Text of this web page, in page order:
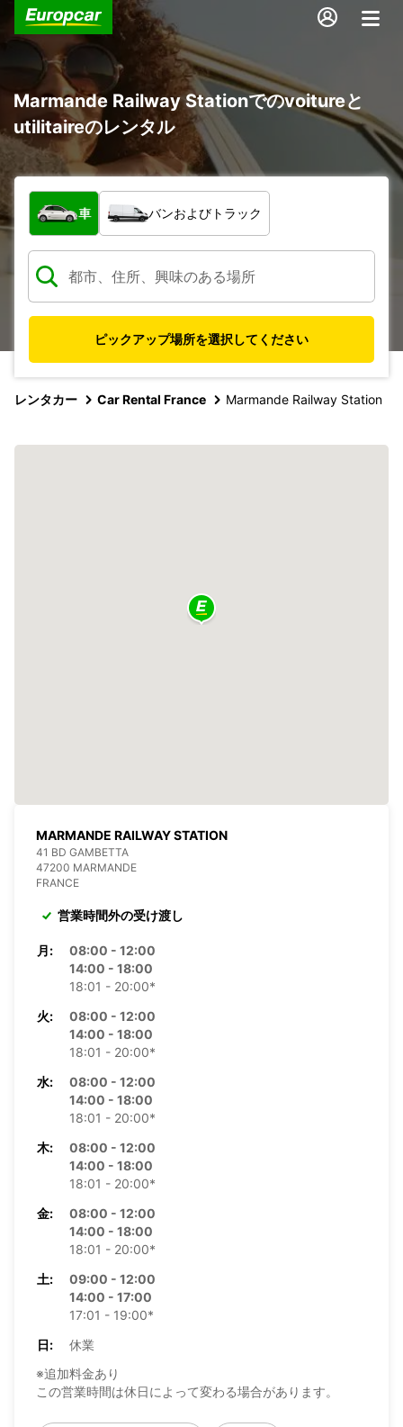
Marmande Railway Stationでのvoitureと
utilitaireのレンタル
車両の種類
車 バンおよびトラック
ピックアップ場所を選択してください
レンタカー Car Rental France Marmande Railway Station
MARMANDE RAILWAY STATION
41 BD GAMBETTA
47200 MARMANDE
FRANCE
営業時間外の受け渡し
月:
08:00 - 12:00
14:00 - 18:00
18:01 - 20:00*
火:
08:00 - 12:00
14:00 - 18:00
18:01 - 20:00*
水:
08:00 - 12:00
14:00 - 18:00
18:01 - 20:00*
木:
08:00 - 12:00
14:00 - 18:00
18:01 - 20:00*
金:
08:00 - 12:00
14:00 - 18:00
18:01 - 20:00*
土:
09:00 - 12:00
14:00 - 17:00
17:01 - 19:00*
日:
休業
※追加料金あり
この営業時間は休日によって変わる場合があります。